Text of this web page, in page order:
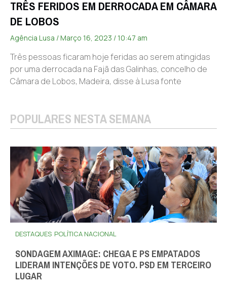
TRÊS FERIDOS EM DERROCADA EM CÂMARA
DE LOBOS
Agência Lusa Março 16, 2023 10:47 am
Três pessoas ficaram hoje feridas ao serem atingidas
por uma derrocada na Fajã das Galinhas, concelho de
Câmara de Lobos, Madeira, disse à Lusa fonte
POPULARES NESTA SEMANA
DESTAQUES POLÍTICA NACIONAL
SONDAGEM AXIMAGE: CHEGA E PS EMPATADOS
LIDERAM INTENÇÕES DE VOTO. PSD EM TERCEIRO
LUGAR